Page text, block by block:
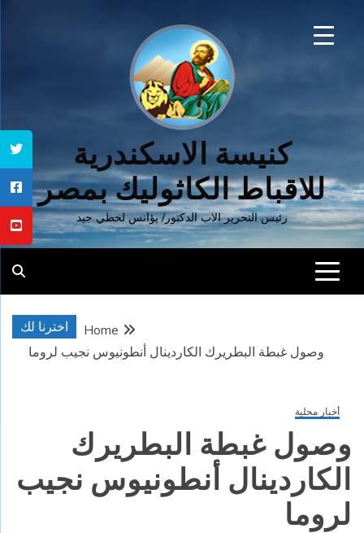
كنيسة الاسكندرية
للاقباط الكاثوليك بمصر
رئيس التحرير الاب الدكتور/ يؤانس لحظي جيد
اخترنا لك
Home
وصول غبطة البطريرك الكاردينال أنطونيوس نجيب لروما
أخبار محلية
وصول غبطة البطريرك
الكاردينال أنطونيوس نجيب
لروما